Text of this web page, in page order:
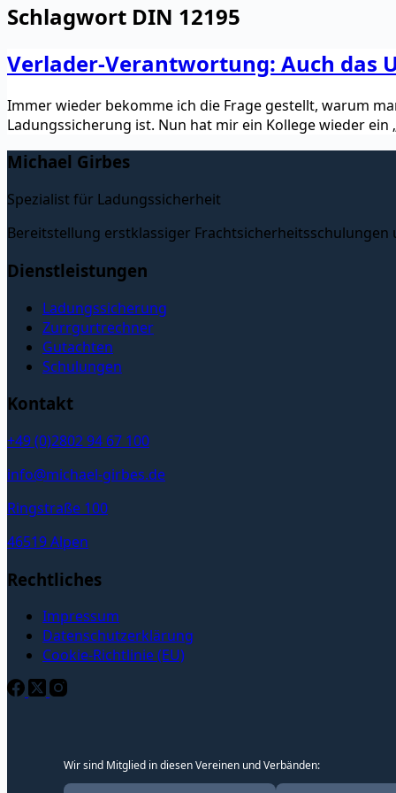
Schlagwort DIN 12195
Verlader-Verantwortung: Auch das
Immer wieder bekomme ich die Frage gestellt, warum
Ladungssicherung ist. Nun hat mir ein Kollege wieder
Michael Girbes
Spezialist für Ladungssicherheit
Bereitstellung erstklassiger
Dienstleistungen
Ladungssicherung
Zurrgurtrechner
Gutachten
Schulungen
Kontakt
+49 (0)2802 94 67 100
info@michael-girbes.de
Ringstraße 100
46519 Alpen
Rechtliches
Impressum
Datenschutzerklärung
Cookie-Richtlinie (EU)
Wir sind Mitglied in diesen Vereinen und Verbänden: